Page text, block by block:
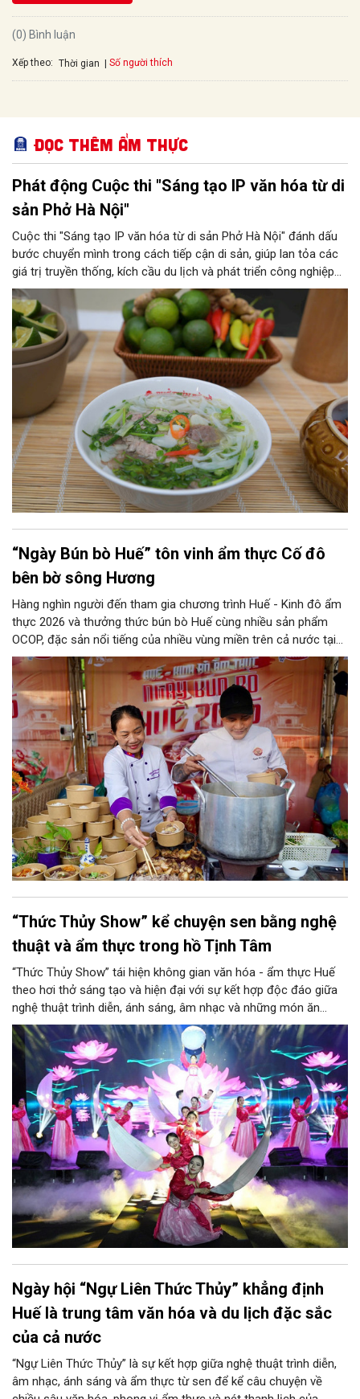
(0) Bình luận
Xếp theo: Thời gian Số người thích
Đọc thêm Ẩm thực
Phát động Cuộc thi "Sáng tạo IP văn hóa từ di
sản Phở Hà Nội"
Cuộc thi "Sáng tạo IP văn hóa từ di sản Phở Hà Nội" đánh dấu
bước chuyển mình trong cách tiếp cận di sản, giúp lan tỏa các
giá trị truyền thống, kích cầu du lịch và phát triển công nghiệp
văn hóa. Đồng thời, đây cũng là khởi đầu quan trọng giúp thành
phố chuẩn bị các nguồn lực tư liệu cần thiết, phục vụ thành phố
xây dựng hồ sơ khoa học trình UNESCO ghi danh Phở.
“Ngày Bún bò Huế” tôn vinh ẩm thực Cố đô
bên bờ sông Hương
Hàng nghìn người đến tham gia chương trình Huế - Kinh đô ẩm
thực 2026 và thưởng thức bún bò Huế cùng nhiều sản phẩm
OCOP, đặc sản nổi tiếng của nhiều vùng miền trên cả nước tại
Công viên Thương Bạc (phường Phú Xuân, TP Huế).
“Thức Thủy Show” kể chuyện sen bằng nghệ
thuật và ẩm thực trong hồ Tịnh Tâm
“Thức Thủy Show” tái hiện không gian văn hóa - ẩm thực Huế
theo hơi thở sáng tạo và hiện đại với sự kết hợp độc đáo giữa
nghệ thuật trình diễn, ánh sáng, âm nhạc và những món ăn
được chế biến từ sen.
Ngày hội “Ngự Liên Thức Thủy” khẳng định
Huế là trung tâm văn hóa và du lịch đặc sắc
của cả nước
“Ngự Liên Thức Thủy” là sự kết hợp giữa nghệ thuật trình diễn,
âm nhạc, ánh sáng và ẩm thực từ sen để kể câu chuyện về